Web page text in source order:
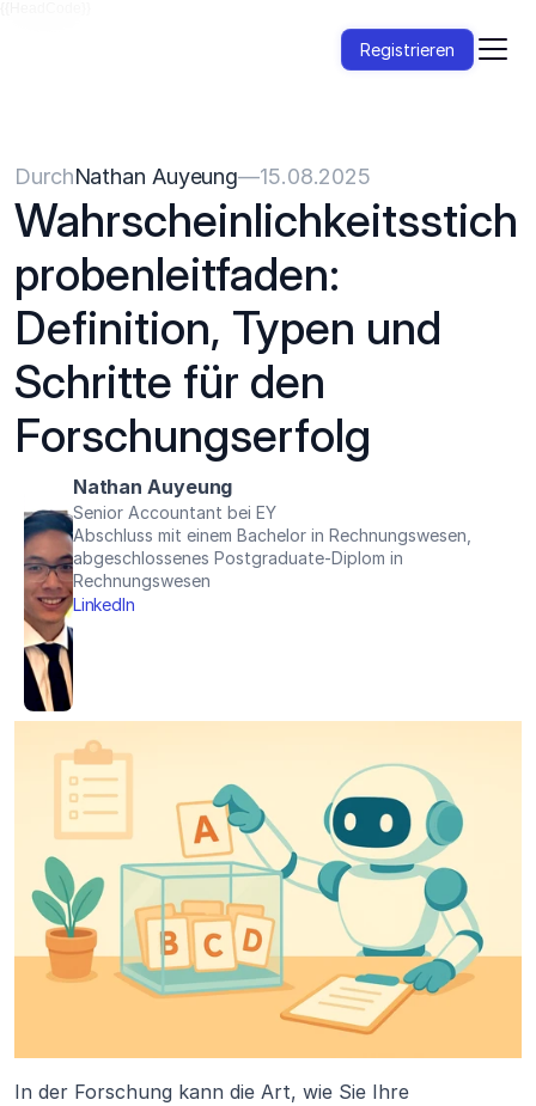
Registrieren
DurchNathan Auyeung—15.08.2025
Wahrscheinlichkeitsstich
probenleitfaden:
Definition, Typen und
Schritte für den
Forschungserfolg
Nathan Auyeung
Senior Accountant bei EY
Abschluss mit einem Bachelor in Rechnungswesen,
abgeschlossenes Postgraduate-Diplom in
Rechnungswesen
LinkedIn
In der Forschung kann die Art, wie Sie Ihre